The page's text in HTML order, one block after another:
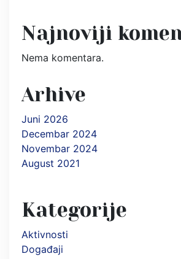
Najnoviji
Nema komentara.
Arhive
Juni 2026
Decembar 2024
Novembar 2024
August 2021
Kategorije
Aktivnosti
Događaji